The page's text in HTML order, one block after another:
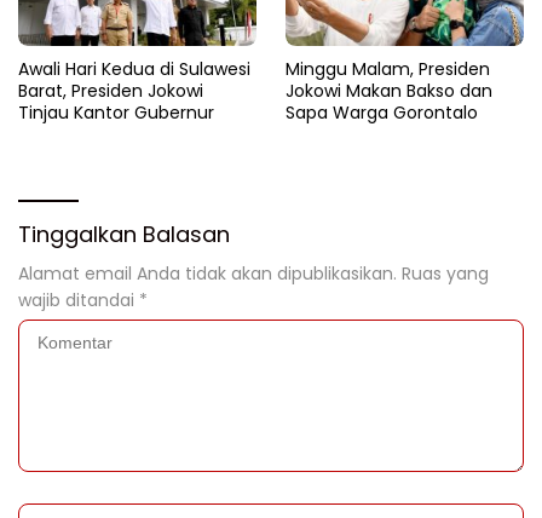
Awali Hari Kedua di Sulawesi
Barat, Presiden Jokowi
Tinjau Kantor Gubernur
Minggu Malam, Presiden
Jokowi Makan Bakso dan
Sapa Warga Gorontalo
Tinggalkan Balasan
Alamat email Anda tidak akan dipublikasikan. Ruas yang
wajib ditandai *